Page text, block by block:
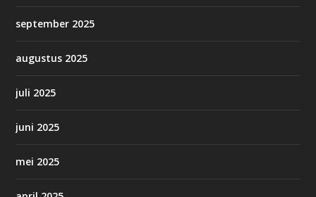
september 2025
augustus 2025
juli 2025
juni 2025
mei 2025